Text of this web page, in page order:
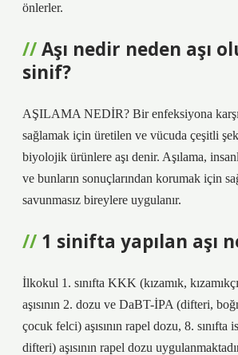
önlerler.
Aşı nedir neden aşı
sinif?
AŞILAMA NEDİR? Bir enfeksiyona karşı
sağlamak için üretilen ve vücuda çeşitli
biyolojik ürünlere aşı denir. Aşılama,
ve bunların sonuçlarından korumak için
savunmasız bireylere uygulanır.
1 sinifta yapılan aşı
İlkokul 1. sınıfta KKK (kızamık,
aşısının 2. dozu ve DaBT-İPA (difteri,
çocuk felci) aşısının rapel dozu, 8. sınıfta
difteri) aşısının rapel dozu